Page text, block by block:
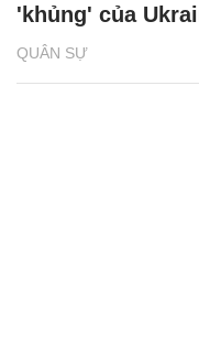
QUÂN SỰ
'khủng' của